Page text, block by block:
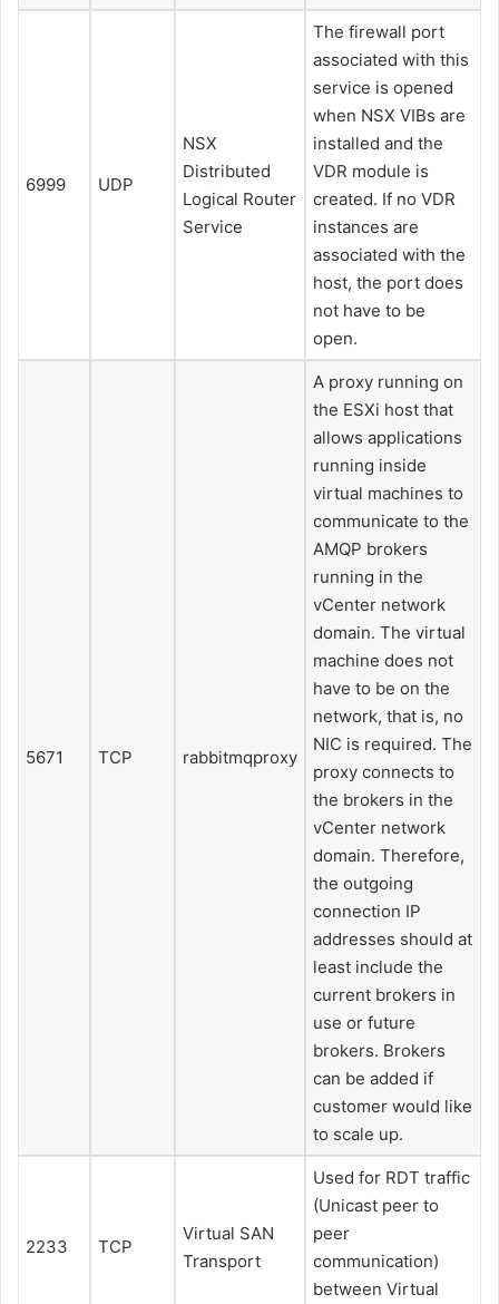
6999 UDP
NSX
Distributed
Logical Router
Service
The firewall port
associated with this
service is opened
when NSX VIBs are
installed and the
VDR module is
created. If no VDR
instances are
associated with the
host, the port does
not have to be
open.
5671 TCP rabbitmqproxy
A proxy running on
the ESXi host that
allows applications
running inside
virtual machines to
communicate to the
AMQP brokers
running in the
vCenter network
domain. The virtual
machine does not
have to be on the
network, that is, no
NIC is required. The
proxy connects to
the brokers in the
vCenter network
domain. Therefore,
the outgoing
connection IP
addresses should at
least include the
current brokers in
use or future
brokers. Brokers
can be added if
customer would like
to scale up.
2233 TCP
Virtual SAN
Transport
Used for RDT traffic
(Unicast peer to
peer
communication)
between Virtual